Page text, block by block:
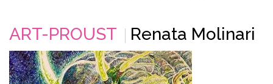
ART-PROUST Renata Molinari